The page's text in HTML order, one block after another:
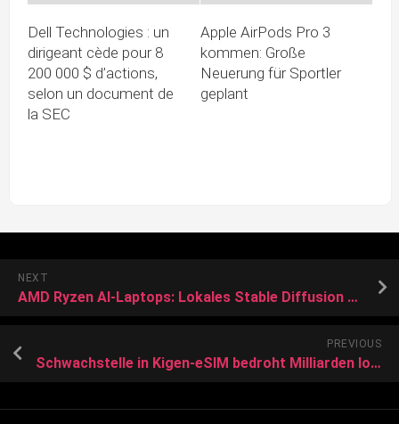
Dell Technologies : un
dirigeant cède pour 8
200 000 $ d’actions,
selon un document de
la SEC
Apple AirPods Pro 3
kommen: Große
Neuerung für Sportler
geplant
NEXT
AMD Ryzen AI-Laptops: Lokales Stable Diffusion 3.0 Medium-Modell mit Amuse 3.1 betreiben
PREVIOUS
Schwachstelle in Kigen-eSIM bedroht Milliarden IoT-Geräte